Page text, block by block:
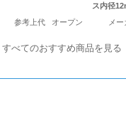
参考上代
オープン
ス内径
メ
すべてのおすすめ商品を見る